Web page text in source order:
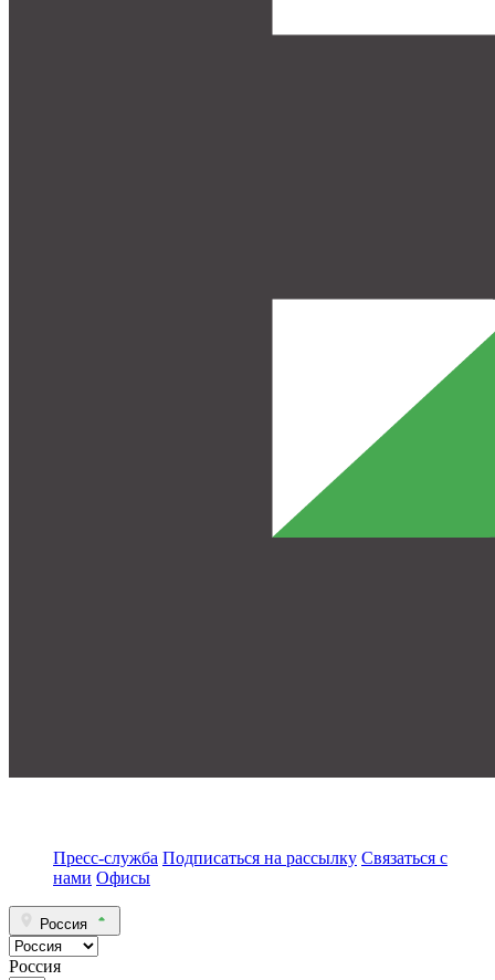
Пресс-служба Подписаться на рассылку Связаться с
нами Офисы
Россия
Россия